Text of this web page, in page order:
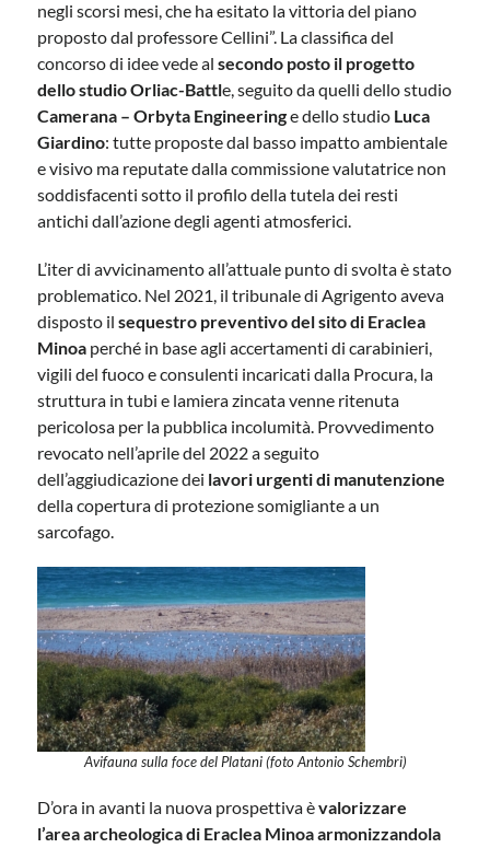
negli scorsi mesi, che ha esitato la vittoria del piano
proposto dal professore Cellini”. La classifica del
concorso di idee vede alsecondo posto il progetto
dello studio Orliac-Battle, seguito da quelli dello studio
Camerana – Orbyta Engineeringe dello studio Luca
Giardino: tutte proposte dal basso impatto ambientale
e visivo ma reputate dalla commissione valutatrice non
soddisfacenti sotto il profilo della tutela dei resti
antichi dall’azione degli agenti atmosferici.
L’iter di avvicinamento all’attuale punto di svolta è stato
problematico. Nel 2021, il tribunale di Agrigento aveva
disposto ilsequestro preventivo del sito di Eraclea
Minoa perché in base agli accertamenti di carabinieri,
vigili del fuoco e consulenti incaricati dalla Procura, la
struttura in tubi e lamiera zincata venne ritenuta
pericolosa per la pubblica incolumità. Provvedimento
revocato nell’aprile del 2022 a seguito
dell’aggiudicazione dei lavori urgenti di manutenzione
della copertura di protezione somigliante a un
sarcofago.
Avifauna sulla foce del Platani (foto Antonio Schembri)
D’ora in avanti la nuova prospettiva èvalorizzare
l’area archeologica di Eraclea Minoa armonizzandola